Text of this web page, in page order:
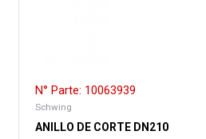
N° Parte: 10063939
Schwing
ANILLO DE CORTE DN210